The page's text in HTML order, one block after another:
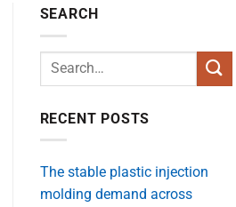
SEARCH
RECENT POSTS
The stable plastic injection
molding demand across